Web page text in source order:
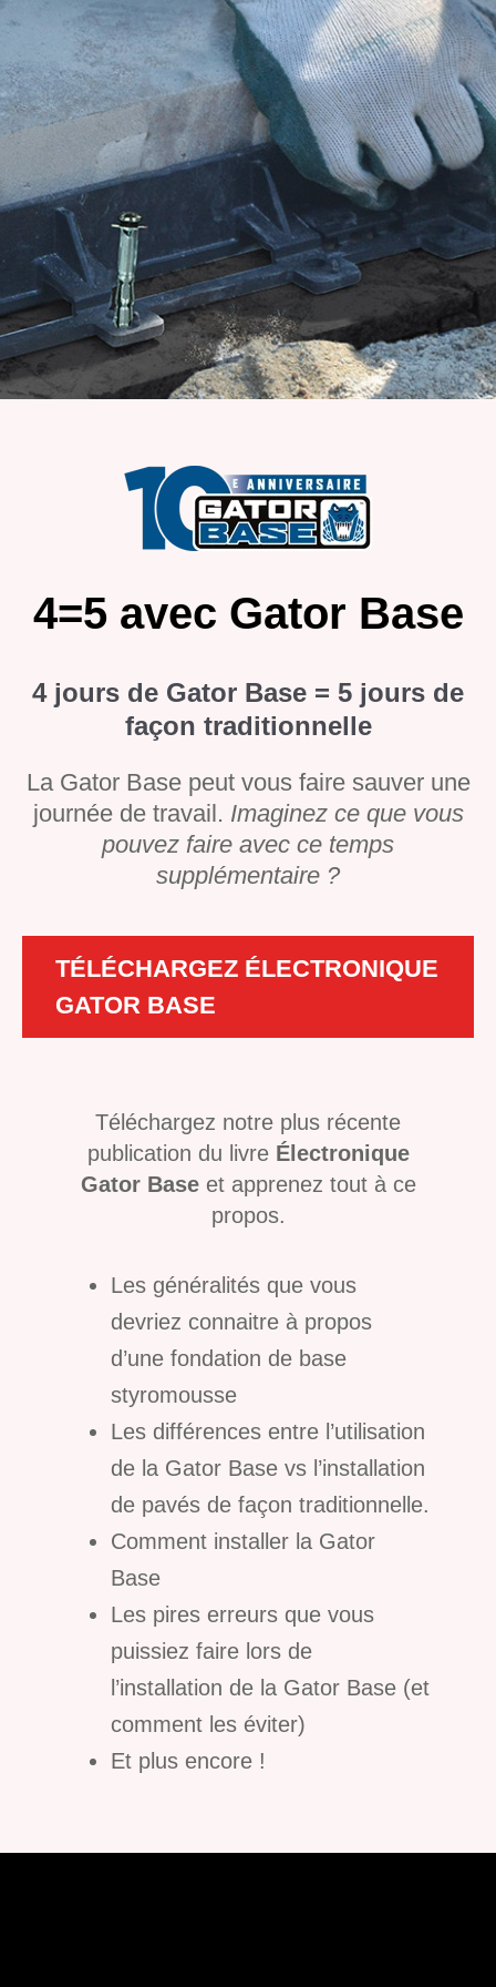
4=5 avec Gator Base
4 jours de Gator Base = 5 jours de
façon traditionnelle
La Gator Base peut vous faire sauver une
journée de travail. Imaginez ce que vous
pouvez faire avec ce temps
supplémentaire ?
TÉLÉCHARGEZ ÉLECTRONIQUE
GATOR BASE
Téléchargez notre plus récente
publication du livre Électronique
Gator Baseet apprenez tout à ce
propos.
Les généralités que vous
devriez connaitre à propos
d’une fondation de base
styromousse
Les différences entre l’utilisation
de la Gator Base vs l’installation
de pavés de façon traditionnelle.
Comment installer la Gator
Base
Les pires erreurs que vous
puissiez faire lors de
l’installation de la Gator Base (et
comment les éviter)
Et plus encore !